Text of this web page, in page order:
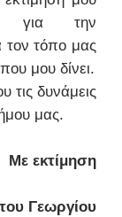
για την
τον τόπο μας
μου δίνει.
τις δυνάμεις
μας.
Με εκτίμηση
Γεωργίου